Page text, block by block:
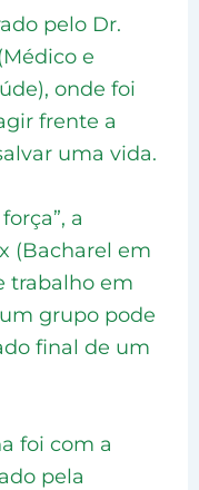
pelo Dr.
e
onde foi
frente a
uma vida.
a
(Bacharel em
trabalho em
grupo pode
final de um
foi com a
pela